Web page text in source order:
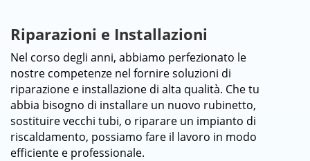
Riparazioni e Installazioni
Nel corso degli anni, abbiamo perfezionato le
nostre competenze nel fornire soluzioni di
riparazione e installazione di alta qualità. Che tu
abbia bisogno di installare un nuovo rubinetto,
sostituire vecchi tubi, o riparare un impianto di
riscaldamento, possiamo fare il lavoro in modo
efficiente e professionale.